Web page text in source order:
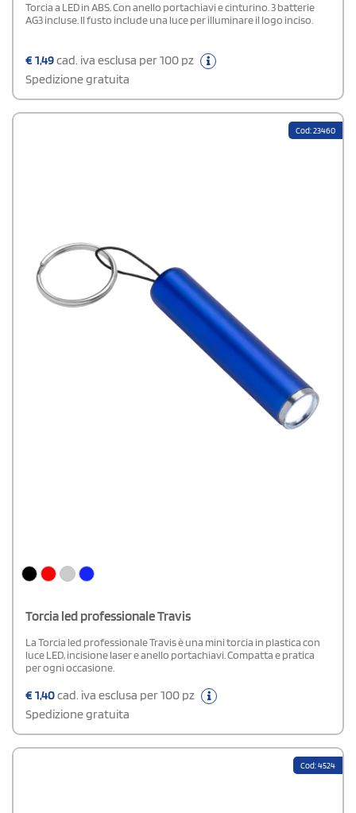
Torcia a LED in ABS. Con anello portachiavi e cinturino. 3 batterie
AG3 incluse. Il fusto include una luce per illuminare il logo inciso.
€1,49cad. iva esclusa per 100 pz
Spedizione gratuita
Cod: 23460
Torcia led professionale Travis
La Torcia led professionale Travis è una mini torcia in plastica con
luce LED, incisione laser e anello portachiavi. Compatta e pratica
per ogni occasione.
€1,40cad. iva esclusa per 100 pz
Spedizione gratuita
Cod: 4524